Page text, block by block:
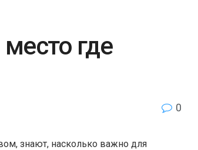
где
0
знают, насколько важно для